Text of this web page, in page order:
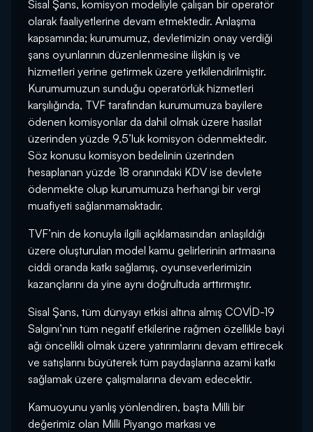
Sisal Şans, komisyon modeliyle çalışan bir operatör
olarak faaliyetlerine devam etmektedir. Anlaşma
kapsamında; kurumumuz, devletimizin onay verdiği
şans oyunlarının düzenlenmesine ilişkin iş ve
hizmetleri yerine getirmek üzere yetkilendirilmiştir.
Kurumumuzun sunduğu operatörlük hizmetleri
karşılığında, TVF tarafından kurumumuza bayilere
ödenen komisyonlar da dahil olmak üzere hasılat
üzerinden yüzde 9,5’luk komisyon ödenmektedir.
Söz konusu komisyon bedelinin üzerinden
hesaplanan yüzde 18 oranındaki KDV ise devlete
ödenmekte olup kurumumuza herhangi bir vergi
muafiyeti sağlanmamaktadır.
TVF’nin de konuyla ilgili açıklamasından anlaşıldığı
üzere oluşturulan model kamu gelirlerinin artmasına
ciddi oranda katkı sağlamış, oyunseverlerimizin
kazançlarını da yine aynı doğrultuda arttırmıştır.
Sisal Şans, tüm dünyayı etkisi altına almış COVİD-19
Salgını’nın tüm negatif etkilerine rağmen özellikle bayi
ağı öncelikli olmak üzere yatırımlarını devam ettirecek
ve satışlarını büyüterek tüm paydaşlarına azami katkı
sağlamak üzere çalışmalarına devam edecektir.
Kamuoyunu yanlış yönlendiren, başta Milli bir
değerimiz olan Milli Piyango markası ve